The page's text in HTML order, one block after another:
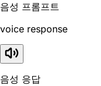
음성 프롬프트
voice response
음성 응답